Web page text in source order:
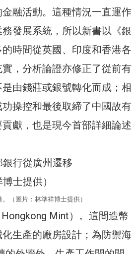
融活動。這種情況一直運作
發展系統，所以新書以《銀
時間從英國、印度和香港各
，分析論證亦修正了從前有
由錢莊或銀號轉化而成；相
操控和最後取締了中國故有
獻，也是現今首部詳細論述
（圖片：林準祥博士提供）
Mint）。這間造幣
生產的廠房設計；為防禦海